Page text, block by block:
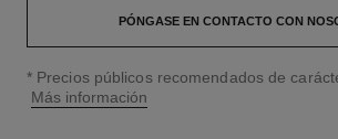
PÓNGASE EN CONTACTO CON
↩
* Precios públicos recomendados de
Más información